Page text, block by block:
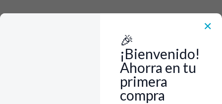
✕
🎉
¡Bienvenido!
Ahorra en tu
primera
compra
Repuestos Nevera Electrolux
Filtros Nevera Electrolux
Filtro de agua para nevera Electrolux CR220020